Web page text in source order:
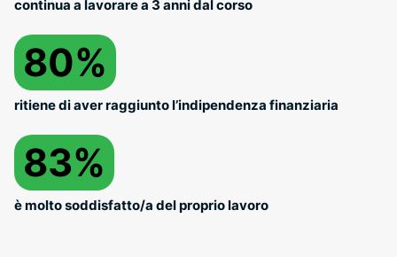
continua a lavorare a 3 anni dal corso
80%
ritiene di aver raggiunto l’indipendenza finanziaria
83%
è molto soddisfatto/a del proprio lavoro